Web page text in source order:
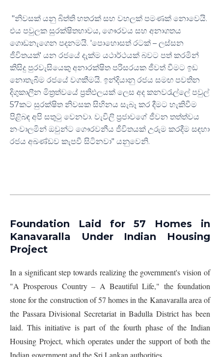
"නිවසක් යනු බිත්ති හතරක් සහ වහලක් පමණක් නොවෙයි.
එය පවුලක සුරක්ෂිතභාවය, ගෞරවය සහ අනාගතය
ගොඩනැගෙන පදනමයි. 'පොහොසත් රටක් – ලස්සන
ජීවිතයක්' යන රජයේ දැක්ම යථාර්ථයක් බවට පත් කරමින්
කිසිදු පුරවැසියෙකු අනාරක්ෂිත පරිසරයක ජීවත් වීමට ඉඩ
නොතැබීම රජයේ වගකීමයි. ඉන්දියානු රජය සමඟ පවතින
දිගුකාලීන මිත්‍රත්වයේ ප්‍රතිඵලයක් ලෙස අද කනවරැල්ලේ පවුල්
57කට සුරක්ෂිත නිවසක සිහිනය සැබෑ කර දීමට හැකිවීම
පිළිබඳ අපි සතුටු වෙනවා. වැවිලි ප්‍රජාවගේ ජීවන තත්ත්වය
නංවාලමින් ඔවුන්ට ගෞරවනීය ජීවිතයක් උරුම කරදීම සඳහා
රජය අඛණ්ඩව කැපවී සිටිනවා" යනුවෙනි.
Foundation Laid for 57 Homes in
Kanavaralla Under Indian Housing
Project
In a significant step towards realizing the government's vision of
"A Prosperous Country – A Beautiful Life," the foundation
stone for the construction of 57 homes in the Kanavaralla area of
the Passara Divisional Secretariat in Badulla District has been
laid. This initiative is part of the fourth phase of the Indian
Housing Project, which operates under the support of both the
Indian government and the Sri Lankan authorities.